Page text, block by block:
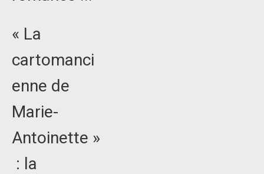
« La
cartomanci
enne de
Marie-
Antoinette »
: la